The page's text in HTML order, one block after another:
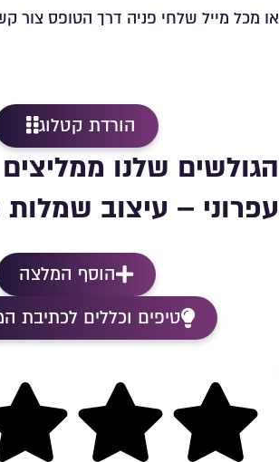
או מכל מייל שלחי פניה דרך הטופס
הורדת קטלוג
הגולשים שלנו
עפרוני – עיצוב
הוסף המלצה
טיפים וכללים לכתיבת
Rating 5 out of 5